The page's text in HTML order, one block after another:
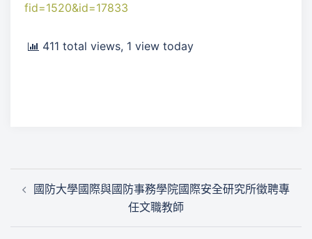
fid=1520&id=17833
411 total views, 1 view today
章
國防大學國際與國防事務學院國際安全研究所徵聘專
任文職教師